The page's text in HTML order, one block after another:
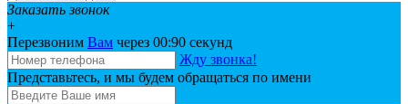
Заказать звонок
+
Перезвоним Вам через 00:90 секунд
Жду звонка!
Представьтесь, и мы будем обращаться по имени